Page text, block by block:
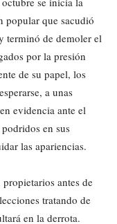
popular que sacudió
terminó de demoler el
por la presión
de su papel, los
a unas
evidencia ante el
en sus
las apariencias.
antes de
tratando de
en la derrota.